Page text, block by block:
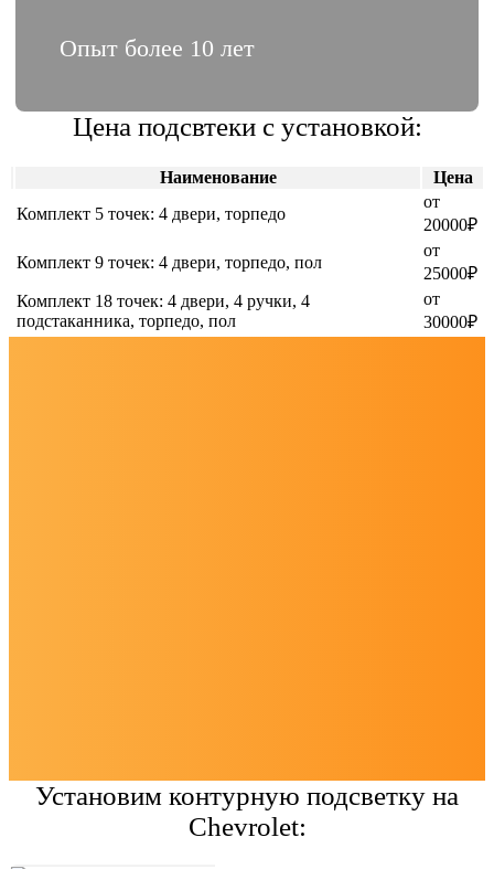
Опыт более 10 лет
Цена подсвтеки с установкой:
Наименование
Цена
Комплект 5 точек: 4 двери, торпедо
от
20000₽
Комплект 9 точек: 4 двери, торпедо, пол
от
25000₽
Комплект 18 точек: 4 двери, 4 ручки, 4
подстаканника, торпедо, пол
от
30000₽
Установим контурную подсветку на
Chevrolet: